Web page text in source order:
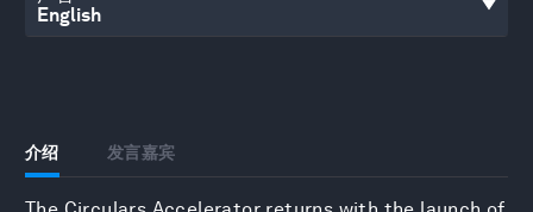
介绍 发言嘉宾